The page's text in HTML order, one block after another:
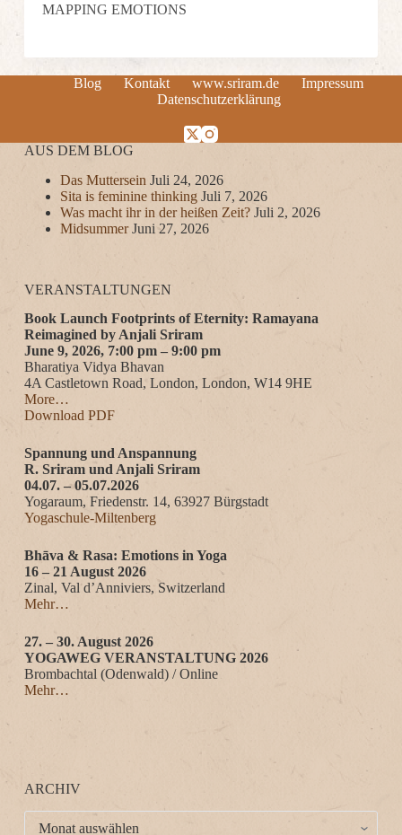
MAPPING EMOTIONS
Blog Kontakt www.sriram.de
Impressum
Datenschutzerklärung
AUS DEM BLOG
Das Muttersein Juli 24, 2026
Sita is feminine thinking Juli 7, 2026
Was macht ihr in der heißen Zeit? Juli 2, 2026
Midsummer Juni 27, 2026
VERANSTALTUNGEN
Book Launch Footprints of Eternity: Ramayana
Reimagined by Anjali Sriram
June 9, 2026, 7:00 pm – 9:00 pm
Bharatiya Vidya Bhavan
4A Castletown Road, London, London, W14 9HE
More…
Download PDF
Spannung und Anspannung
R. Sriram und Anjali Sriram
04.07. – 05.07.2026
Yogaraum, Friedenstr. 14, 63927 Bürgstadt
Yogaschule-Miltenberg
Bhāva & Rasa: Emotions in Yoga
16 – 21 August 2026
Zinal, Val d’Anniviers, Switzerland
Mehr…
27. – 30. August 2026
YOGAWEG VERANSTALTUNG 2026
Brombachtal (Odenwald) / Online
Mehr…
ARCHIV